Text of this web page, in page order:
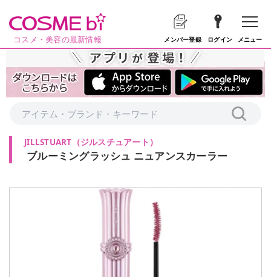
コスメ・美容の最新情報 メンバー登録 ログイン メニュー
JILLSTUART （ジルスチュアート ）
ブルーミングラッシュ ニュアンスカーラー